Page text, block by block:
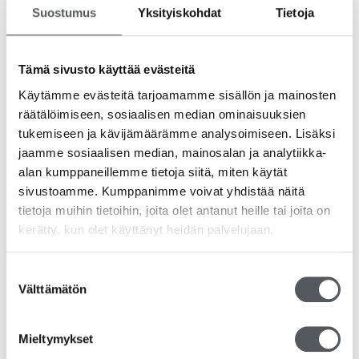
Suostumus Yksityiskohdat Tietoja
Tämä sivusto käyttää evästeitä
Käytämme evästeitä tarjoamamme sisällön ja mainosten
räätälöimiseen, sosiaalisen median ominaisuuksien
tukemiseen ja kävijämäärämme analysoimiseen. Lisäksi
jaamme sosiaalisen median, mainosalan ja analytiikka-
alan kumppaneillemme tietoja siitä, miten käytät
sivustoamme. Kumppanimme voivat yhdistää näitä
tietoja muihin tietoihin, joita olet antanut heille tai joita on
kerätty, kun olet käyttänyt heidän palvelujaan.
valinta
Välttämätön
Mieltymykset
Nitriilimateriaali tunnetaankestävyydestään ja
kemikaalinkestävyydestään
käyttömukavuuden.
Valitse tämä nitriilitutkimuskäsine, kun tarvitset
luotettavan, monikäyttöisen ja turvallisen suojan –
tinkimättä istuvuudesta tai tuntoherkkyydestä.
Tutustu myös